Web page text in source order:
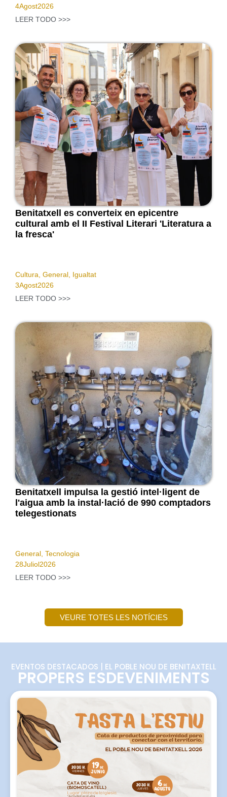
4Agost2026
LEER TODO >>>
Benitatxell es converteix en epicentre
cultural amb el II Festival Literari 'Literatura a
la fresca'
Cultura General Igualtat
3Agost2026
LEER TODO >>>
Benitatxell impulsa la gestió intel·ligent de
l'aigua amb la instal·lació de 990 comptadors
telegestionats
General Tecnologia
28Juliol2026
LEER TODO >>>
VEURE TOTES LES NOTÍCIES
EVENTOS DESTACADOS | EL POBLE NOU DE BENITAXTELL
PROPERS ESDEVENIMENTS